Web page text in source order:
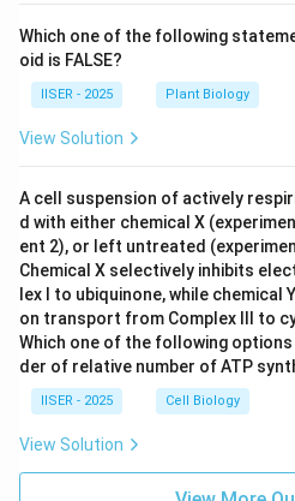
Which one of the following
oid is FALSE?
IISER - 2025 Plant Biology
View Solution
A cell suspension of actively
d with either chemical X
ent 2), or left untreated
Chemical X selectively inhibits
lex I to ubiquinone, while
on transport from Complex III to
Which one of the following
der of relative number of ATP
IISER - 2025 Cell Biology
View Solution